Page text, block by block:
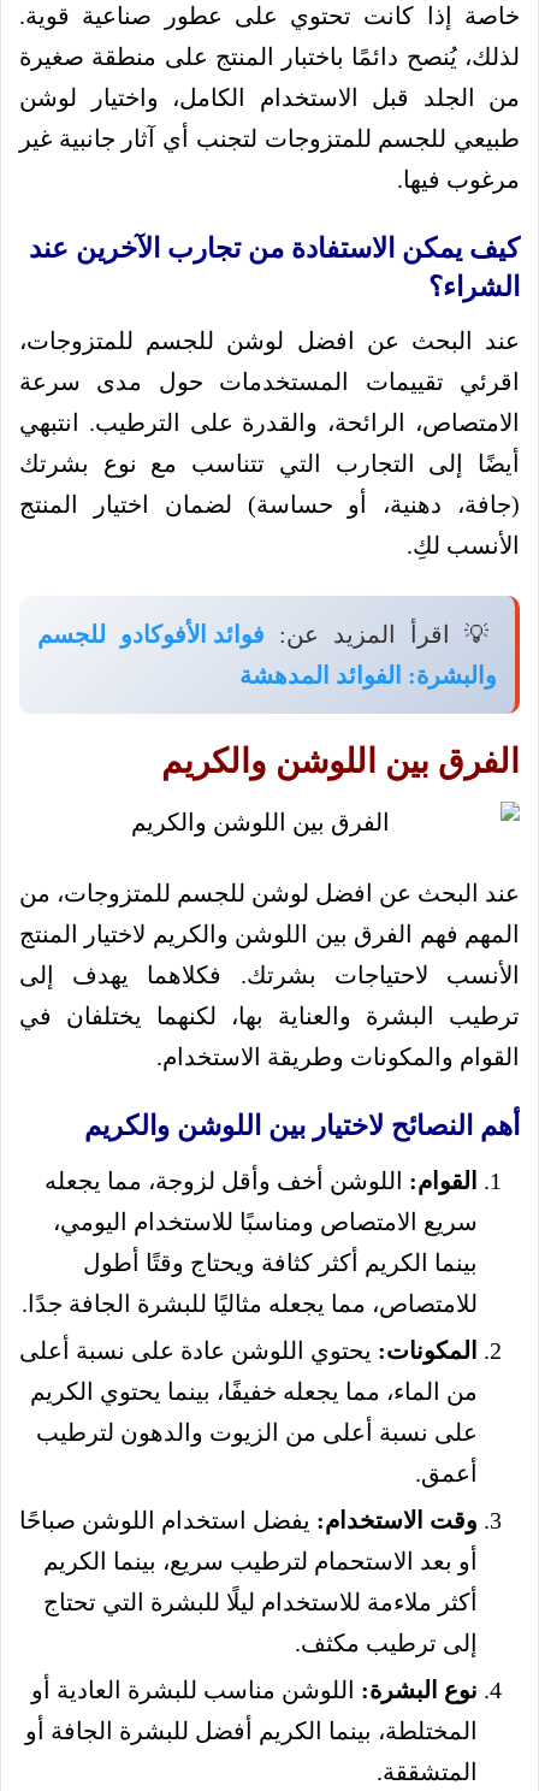
خاصة إذا كانت تحتوي على عطور صناعية قوية.
لذلك، يُنصح دائمًا باختبار المنتج على منطقة صغيرة
من الجلد قبل الاستخدام الكامل، واختيار لوشن
طبيعي للجسم للمتزوجات لتجنب أي آثار جانبية غير
مرغوب فيها.
كيف يمكن الاستفادة من تجارب الآخرين عند
الشراء؟
عند البحث عن افضل لوشن للجسم للمتزوجات،
اقرئي تقييمات المستخدمات حول مدى سرعة
الامتصاص، الرائحة، والقدرة على الترطيب. انتبهي
أيضًا إلى التجارب التي تتناسب مع نوع بشرتك
(جافة، دهنية، أو حساسة) لضمان اختيار المنتج
الأنسب لكِ.
💡 اقرأ المزيد عن: فوائد الأفوكادو للجسم
والبشرة: الفوائد المدهشة
الفرق بين اللوشن والكريم
عند البحث عن افضل لوشن للجسم للمتزوجات، من
المهم فهم الفرق بين اللوشن والكريم لاختيار المنتج
الأنسب لاحتياجات بشرتك. فكلاهما يهدف إلى
ترطيب البشرة والعناية بها، لكنهما يختلفان في
القوام والمكونات وطريقة الاستخدام.
أهم النصائح لاختيار بين اللوشن والكريم
القوام: اللوشن أخف وأقل لزوجة، مما يجعله
سريع الامتصاص ومناسبًا للاستخدام اليومي،
بينما الكريم أكثر كثافة ويحتاج وقتًا أطول
للامتصاص، مما يجعله مثاليًا للبشرة الجافة جدًا.
المكونات: يحتوي اللوشن عادة على نسبة أعلى
من الماء، مما يجعله خفيفًا، بينما يحتوي الكريم
على نسبة أعلى من الزيوت والدهون لترطيب
أعمق.
وقت الاستخدام: يفضل استخدام اللوشن صباحًا
أو بعد الاستحمام لترطيب سريع، بينما الكريم
أكثر ملاءمة للاستخدام ليلًا للبشرة التي تحتاج
إلى ترطيب مكثف.
نوع البشرة: اللوشن مناسب للبشرة العادية أو
المختلطة، بينما الكريم أفضل للبشرة الجافة أو
المتشققة.